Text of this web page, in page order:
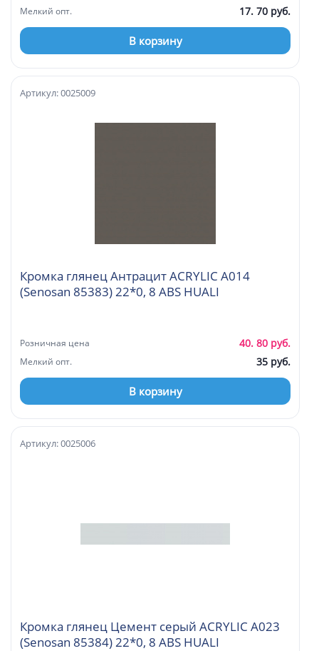
Мелкий опт. 17. 70 руб.
В корзину
Кромка глянец Антрацит ACRYLIC А014
(Senosan 85383) 22*0, 8 ABS HUALI
Артикул: 0025009
Розничная цена 40. 80 руб.
Мелкий опт. 35 руб.
В корзину
Кромка глянец Цемент серый ACRYLIC А023
(Senosan 85384) 22*0, 8 ABS HUALI
Артикул: 0025006